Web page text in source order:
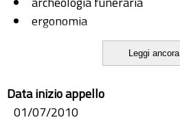
ergonomia
paleonutrizione
Leggi ancora
Data inizio appello
01/07/2010